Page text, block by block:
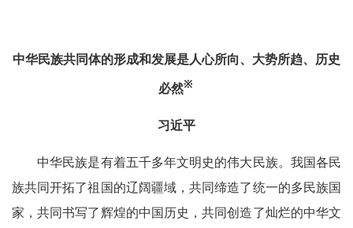
中华民族共同体的形成和发展是人心所向、大势所趋、历史
必然※
习近平
中华民族是有着五千多年文明史的伟大民族。我国各民
族共同开拓了祖国的辽阔疆域，共同缔造了统一的多民族国
家，共同书写了辉煌的中国历史，共同创造了灿烂的中华文